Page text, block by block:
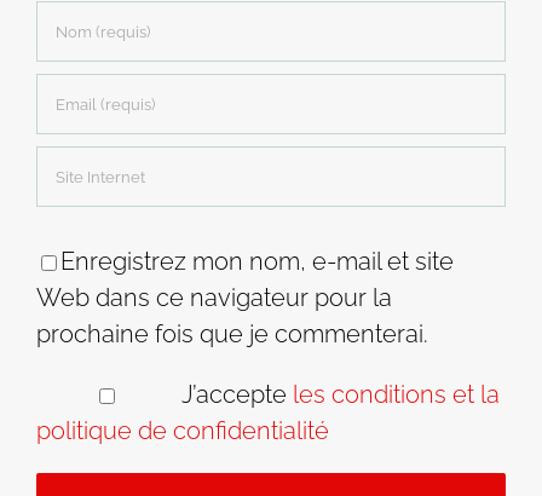
Enregistrez mon nom, e-mail et site
Web dans ce navigateur pour la
prochaine fois que je commenterai.
J’accepte les conditions et la
politique de confidentialité